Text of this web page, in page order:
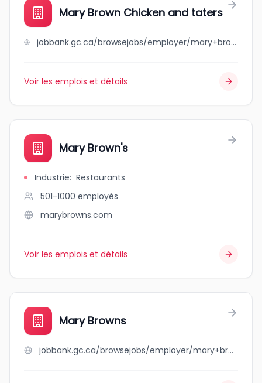
Mary Brown Chicken and taters
jobbank.gc.ca/browsejobs/employer/mary+brown+chicken+and+taters/ca
Voir les emplois et détails
Mary Brown's
Industrie: Restaurants
501-1000 employés
marybrowns.com
Voir les emplois et détails
Mary Browns
jobbank.gc.ca/browsejobs/employer/mary+browns/ca